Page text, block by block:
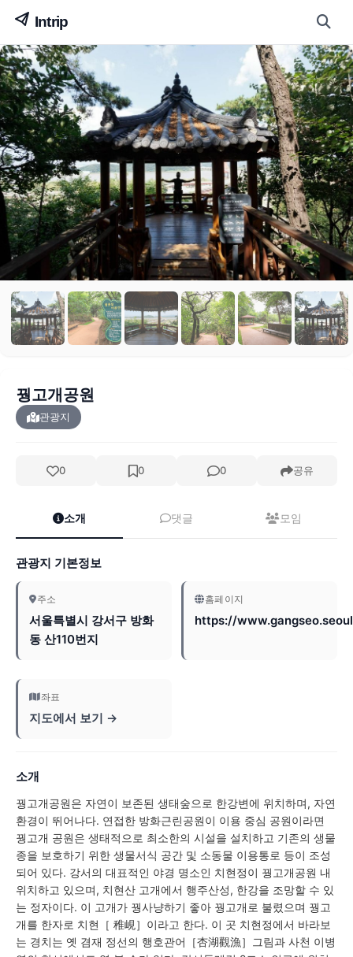
꿩고개공원
관광지
0 0 0 공유
소개 댓글 모임
관광지 기본정보
주소
서울특별시 강서구 방화
동 산110번지
홈페이지
https://
좌표
지도에서 보기 →
소개
꿩고개공원은 자연이 보존된 생태숲으로 한강변에 위치하며, 자연
환경이 뛰어나다. 연접한 방화근린공원이 이용 중심 공원이라면
꿩고개 공원은 생태적으로 최소한의 시설을 설치하고 기존의 생물
종을 보호하기 위한 생물서식 공간 및 소동물 이용통로 등이 조성
되어 있다. 강서의 대표적인 야경 명소인 치현정이 꿩고개공원 내
위치하고 있으며, 치현산 고개에서 행주산성, 한강을 조망할 수 있
는 정자이다. 이 고개가 꿩사냥하기 좋아 꿩고개로 불렸으며 꿩고
개를 한자로 치현［ 稚峴］이라고 한다. 이 곳 치현정에서 바라보
는 경치는 옛 겸재 정선의 행호관어［杏湖觀漁］그림과 사천 이병